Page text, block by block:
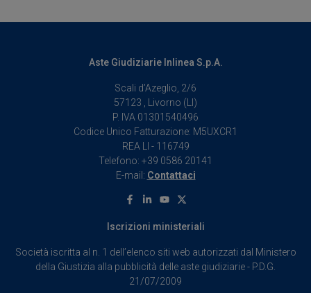
Aste Giudiziarie Inlinea S.p.A.
Scali d’Azeglio, 2/6
57123 , Livorno (LI)
P. IVA 01301540496
Codice Unico Fatturazione: M5UXCR1
REA LI - 116749
Telefono: +39 0586 20141
E-mail: Contattaci
Facebook
LinkedinYoutube
X
Iscrizioni ministeriali
Società iscritta al n. 1 dell’elenco siti web autorizzati dal Ministero
della Giustizia alla pubblicità delle aste giudiziarie - P.D.G.
21/07/2009